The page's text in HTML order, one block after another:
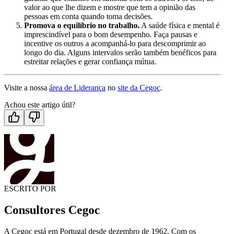
valor ao que lhe dizem e mostre que tem a opinião das
pessoas em conta quando toma decisões.
Promova o equilíbrio no trabalho. A saúde física e mental é
imprescindível para o bom desempenho. Faça pausas e
incentive os outros a acompanhá-lo para descomprimir ao
longo do dia. Alguns intervalos serão também benéficos para
estreitar relações e gerar confiança mútua.
Visite a nossa área de Liderança no site da Cegoc.
Achou este artigo útil?
ESCRITO POR
Consultores Cegoc
A Cegoc está em Portugal desde dezembro de 1962. Com os